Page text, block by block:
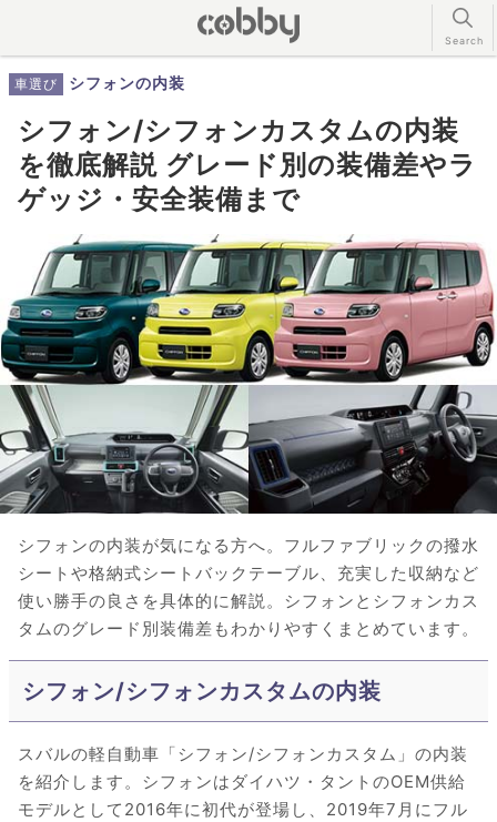
車選び シフォンの内装
シフォン/シフォンカスタムの内装
を徹底解説 グレード別の装備差やラ
ゲッジ・安全装備まで
シフォンの内装が気になる方へ。フルファブリックの撥水
シートや格納式シートバックテーブル、充実した収納など
使い勝手の良さを具体的に解説。シフォンとシフォンカス
タムのグレード別装備差もわかりやすくまとめています。
シフォン/シフォンカスタムの内装
スバルの軽自動車「シフォン/シフォンカスタム」の内装
を紹介します。シフォンはダイハツ・タントのOEM供給
モデルとして2016年に初代が登場し、2019年7月にフル